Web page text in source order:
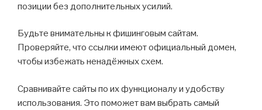
позиции без дополнительных усилий.
Будьте внимательны к фишинговым сайтам.
Проверяйте, что ссылки имеют официальный домен,
чтобы избежать ненадёжных схем.
Сравнивайте сайты по их функционалу и удобству
использования. Это поможет вам выбрать самый